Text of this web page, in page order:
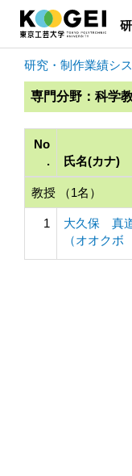
研究・制作業績シ
専門分野：科学
No
.
氏名(カナ)
教授 （1名）
1
大久保 真
（オオクボ